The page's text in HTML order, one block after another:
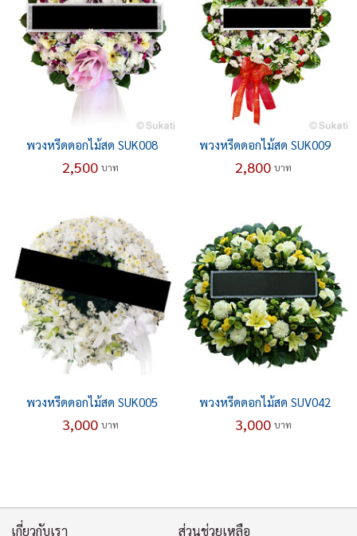
พวงหรีดดอกไม้สด SUK008
2,500 บาท
พวงหรีดดอกไม้สด SUK009
2,800 บาท
พวงหรีดดอกไม้สด SUK005
3,000 บาท
พวงหรีดดอกไม้สด SUV042
3,000 บาท
เกี่ยวกับเรา ส่วนช่วยเหลือ